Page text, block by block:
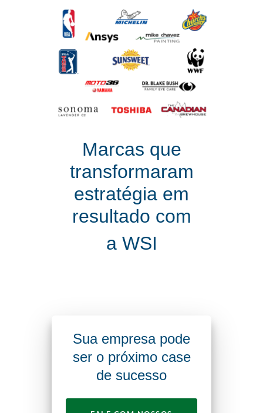
Marcas que
transformaram
estratégia em
resultado com
a WSI
Sua empresa pode
ser o próximo case
de sucesso